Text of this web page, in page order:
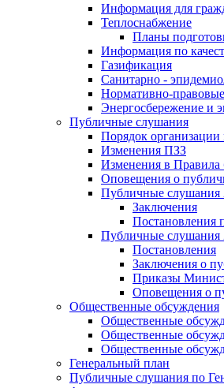
Информация для
Теплоснабжение
Планы
Информация по
Газификация
Санитарно -
Нормативно-
Энергосбережение и
Публичные слушания
Порядок
Изменения ПЗЗ
Изменения в Правила
Оповещения о
Публичные слушания
Заключения
Постановления
Публичные слушания
Постановления
Заключения о
Приказы
Оповещения о
Общественные обсуждения
Общественные
Общественные
Общественные
Генеральный план
Публичные слушания по